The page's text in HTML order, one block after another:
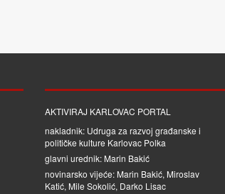
AKTIVIRAJ KARLOVAC PORTAL
nakladnik: Udruga za razvoj građanske i
političke kulture Karlovac Polka
glavni urednik: Marin Bakić
novinarsko vijeće: Marin Bakić, Miroslav
Katić, Mile Sokolić, Darko Lisac